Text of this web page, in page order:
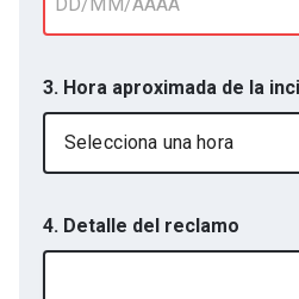
3. Hora aproximada de la
Selecciona una hora
4. Detalle del reclamo